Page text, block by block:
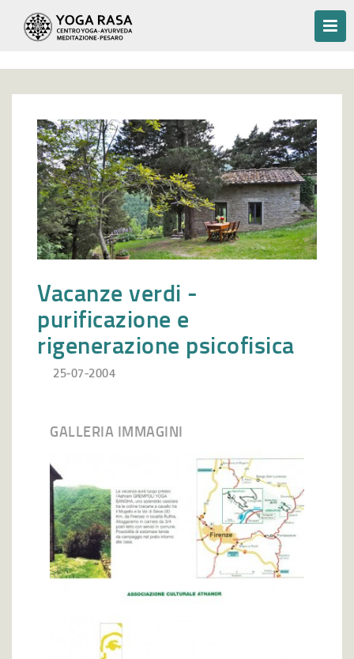
Vacanze verdi -
purificazione e
rigenerazione psicofisica
25-07-2004
GALLERIA IMMAGINI